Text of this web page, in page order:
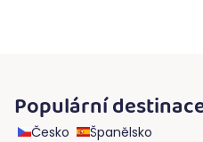
Populární
Česko Španělsko